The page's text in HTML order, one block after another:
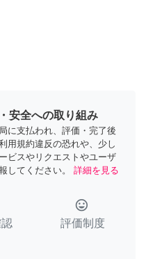
安全への取り組み
に支払われ、評価・完了後
用規約違反の恐れや、少し
ビスやリクエストやユーザ
してください。
詳細を見る
tag_faces
評価制度